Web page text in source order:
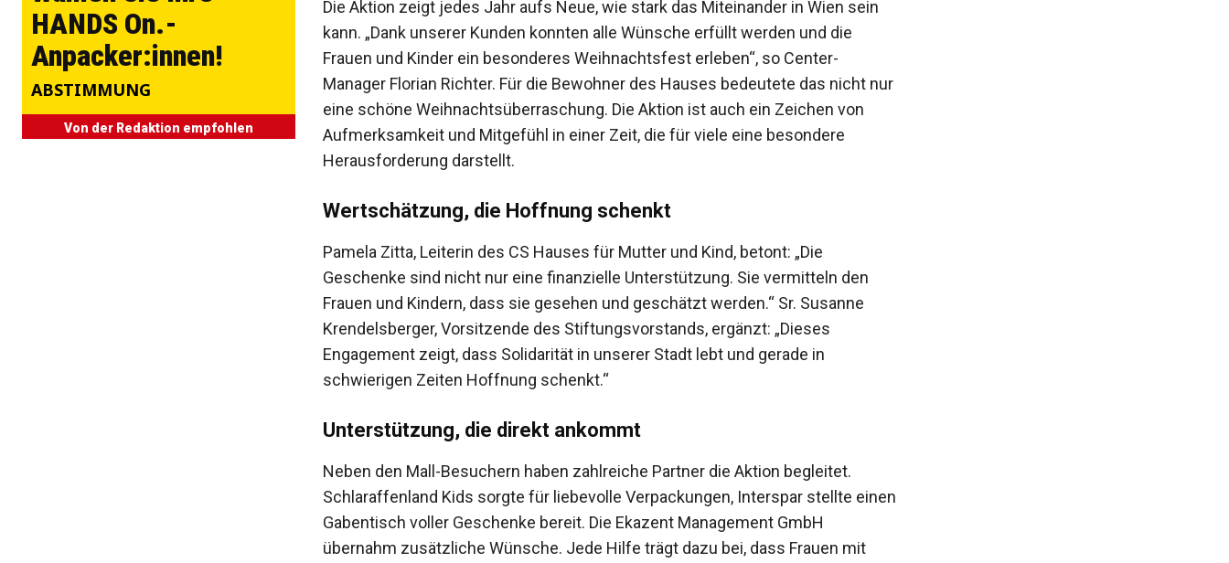
HANDS On.-
Anpacker:innen!
ABSTIMMUNG
Von der Redaktion empfohlen
Die Aktion zeigt jedes Jahr aufs Neue, wie stark das Miteinander in Wien sein
kann. „Dank unserer Kunden konnten alle Wünsche erfüllt werden und die
Frauen und Kinder ein besonderes Weihnachtsfest erleben“, so Center-
Manager Florian Richter. Für die Bewohner des Hauses bedeutete das nicht nur
eine schöne Weihnachtsüberraschung. Die Aktion ist auch ein Zeichen von
Aufmerksamkeit und Mitgefühl in einer Zeit, die für viele eine besondere
Herausforderung darstellt.
Wertschätzung, die Hoffnung schenkt
Pamela Zitta, Leiterin des CS Hauses für Mutter und Kind, betont: „Die
Geschenke sind nicht nur eine finanzielle Unterstützung. Sie vermitteln den
Frauen und Kindern, dass sie gesehen und geschätzt werden.“ Sr. Susanne
Krendelsberger, Vorsitzende des Stiftungsvorstands, ergänzt: „Dieses
Engagement zeigt, dass Solidarität in unserer Stadt lebt und gerade in
schwierigen Zeiten Hoffnung schenkt.“
Unterstützung, die direkt ankommt
Neben den Mall-Besuchern haben zahlreiche Partner die Aktion begleitet.
Schlaraffenland Kids sorgte für liebevolle Verpackungen, Interspar stellte einen
Gabentisch voller Geschenke bereit. Die Ekazent Management GmbH
übernahm zusätzliche Wünsche. Jede Hilfe trägt dazu bei, dass Frauen mit